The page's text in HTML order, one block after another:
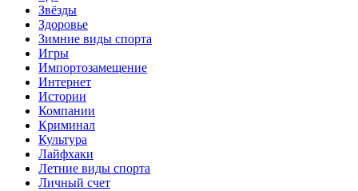
Звёзды
Здоровье
Зимние виды спорта
Игры
Импортозамещение
Интернет
Истории
Компании
Криминал
Культура
Лайфхаки
Летние виды спорта
Личный счет